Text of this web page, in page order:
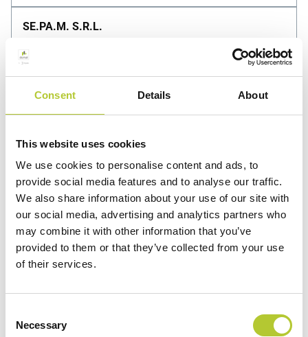
Consent Details About
This website uses cookies
We use cookies to personalise content and ads, to
provide social media features and to analyse our traffic.
We also share information about your use of our site with
our social media, advertising and analytics partners who
may combine it with other information that you’ve
provided to them or that they’ve collected from your use
of their services.
Selection
Necessary
SE.PA.M. S.R.L.
VIA AVIGLIANA,6
10040, Rivalta Di Torino
SERALL S.R.L.
Paderno Dugnano
Via G. Puecher 20
20037, Paderno Dugnano
Telefono: 029101955
Rho